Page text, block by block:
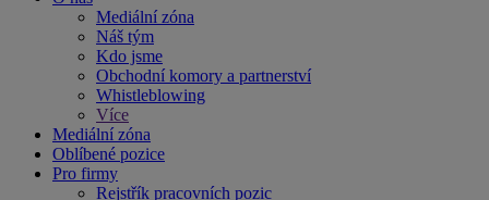
Mediální zóna
Náš tým
Kdo jsme
Obchodní komory a partnerství
Whistleblowing
Více
Mediální zóna
Oblíbené pozice
Pro firmy
Rejstřík pracovních pozic